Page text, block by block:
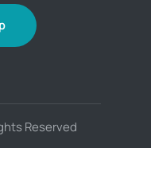
Reserved